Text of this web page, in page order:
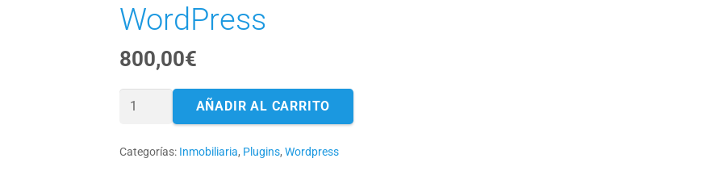
WordPress
800,00€
Conector
Urbaniza
AÑADIR AL CARRITO
Categorías: Inmobiliaria, Plugins,Wordpress